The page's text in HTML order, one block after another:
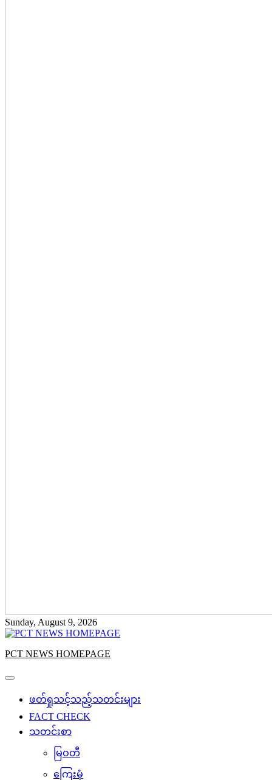
Sunday, August 9, 2026
PCT NEWS HOMEPAGE
ဖတ်ရှုသင့်သည့်သတင်းများ
FACT CHECK
သတင်းစာ
မြဝတီ
ကြေးမုံ